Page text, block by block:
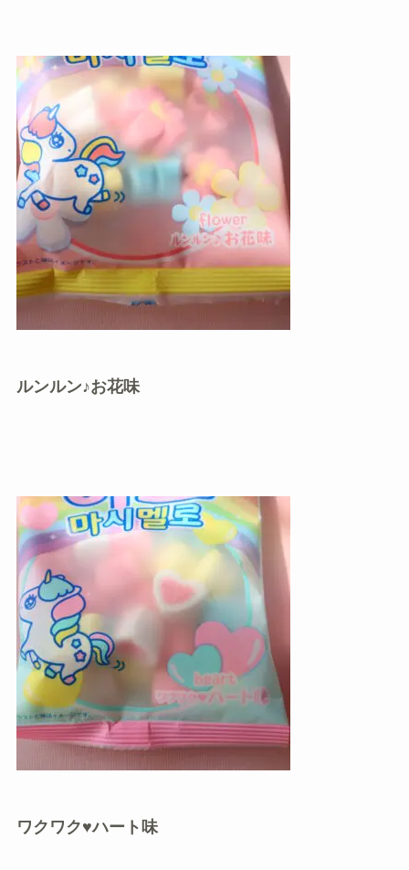
ルンルン♪お花味
ワクワク♥ハート味